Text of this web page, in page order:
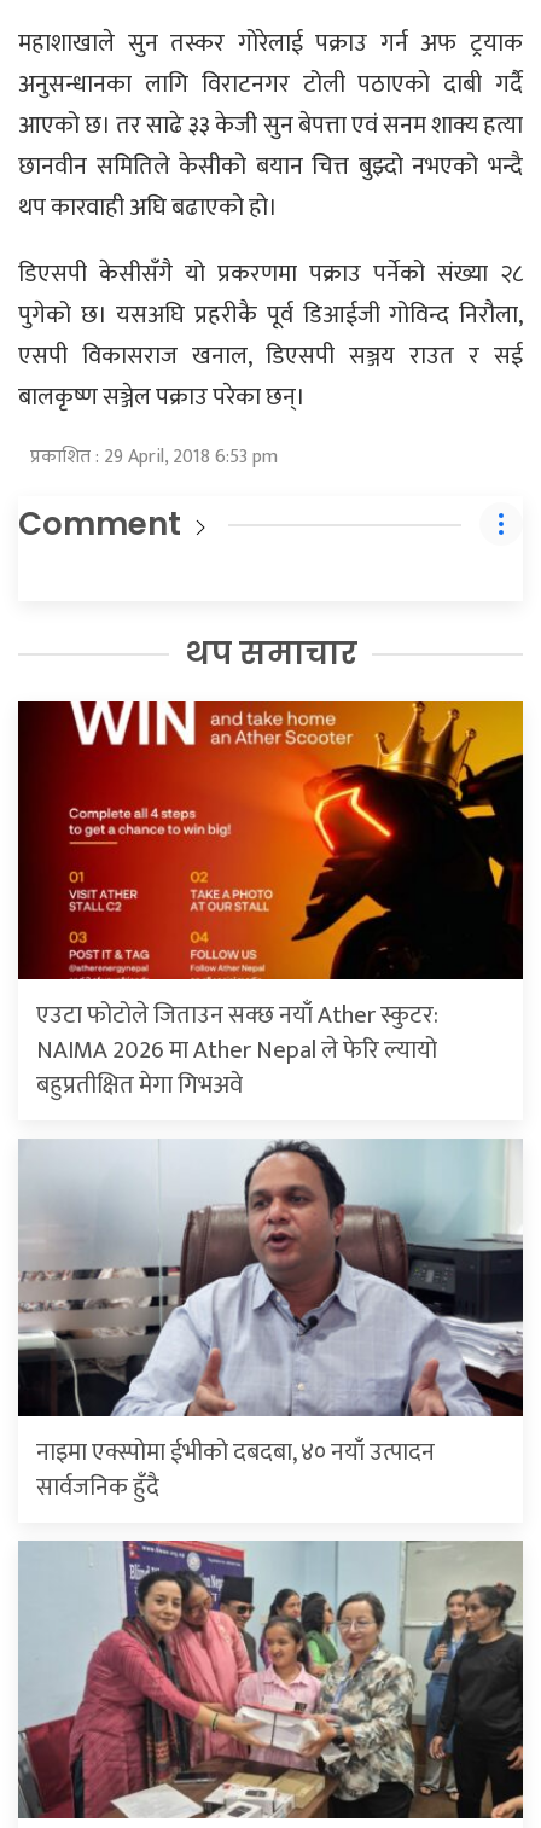
महाशाखाले सुन तस्कर गोरेलाई पक्राउ गर्न अफ ट्रयाक
अनुसन्धानका लागि विराटनगर टोली पठाएको दाबी गर्दै
आएको छ। तर साढे ३३ केजी सुन बेपत्ता एवं सनम शाक्य हत्या
छानवीन समितिले केसीको बयान चित्त बुझ्दो नभएको भन्दै
थप कारवाही अघि बढाएको हो।
डिएसपी केसीसँगै यो प्रकरणमा पक्राउ पर्नेको संख्या २८
पुगेको छ। यसअघि प्रहरीकै पूर्व डिआईजी गोविन्द निरौला,
एसपी विकासराज खनाल, डिएसपी सञ्जय राउत र सई
बालकृष्ण सञ्जेल पक्राउ परेका छन्।
प्रकाशित : 29 April, 2018 6:53 pm
Comment
थप समाचार
एउटा फोटोले जिताउन सक्छ नयाँ Ather स्कुटर:
NAIMA 2026 मा Ather Nepal ले फेरि ल्यायो
बहुप्रतीक्षित मेगा गिभअवे
नाइमा एक्स्पोमा ईभीको दबदबा, ४० नयाँ उत्पादन
सार्वजनिक हुँदै